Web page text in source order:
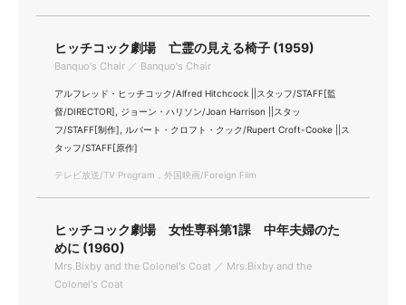
ヒッチコック劇場 亡霊の見える椅子 (1959)
Banquo's Chair ／ Banquo's Chair
アルフレッド・ヒッチコック/Alfred Hitchcock ||スタッフ/STAFF[監
督/DIRECTOR], ジョーン・ハリソン/Joan Harrison ||スタッ
フ/STAFF[制作], ルパート・クロフト・クック/Rupert Croft-Cooke ||ス
タッフ/STAFF[原作]
テレビ放送/TV Program，外国映画/Foreign Film
ヒッチコック劇場 女性専科第1課 中年夫婦のた
めに (1960)
Mrs.Bixby and the Colonel's Coat ／ Mrs.Bixby and the
Colonel's Coat